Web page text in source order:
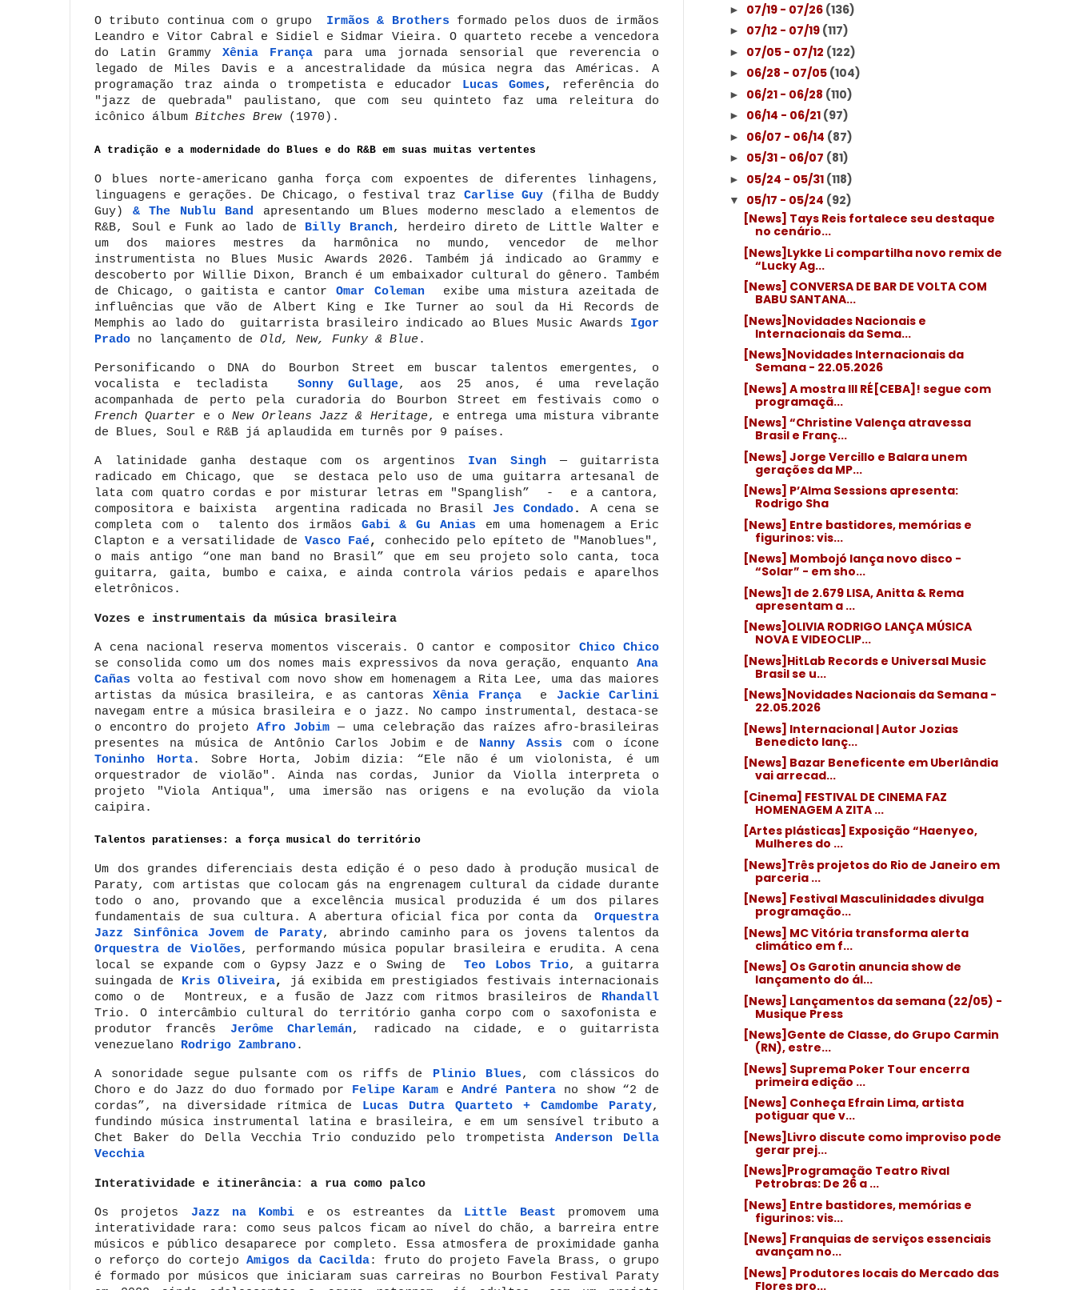
O tributo continua com o grupo Irmãos & Brothers formado pelos duos de irmãos
Leandro e Vitor Cabral e Sidiel e Sidmar Vieira. O quarteto recebe a vencedora
do Latin Grammy Xênia França para uma jornada sensorial que reverencia o
legado de Miles Davis e a ancestralidade da música negra das Américas. A
programação traz ainda o trompetista e educador Lucas Gomes,
referência do
"jazz de quebrada" paulistano, que com seu quinteto faz uma releitura do
icônico álbum Bitches Brew(1970).
A tradição e a modernidade do Blues e do R&B em suas muitas vertentes
O blues norte-americano ganha força com expoentes de diferentes linhagens,
linguagens e gerações. De Chicago, o festival traz Carlise Guy
(filha de Buddy
Guy) & The Nublu Band apresentando um Blues moderno mesclado a elementos de
R&B, Soul e Funk ao lado de Billy Branch, herdeiro direto de Little Walter e
um dos maiores mestres da harmônica no mundo, vencedor de melhor
instrumentista no Blues Music Awards 2026. Também já indicado ao Grammy e
descoberto por Willie Dixon, Branch é um embaixador cultural do gênero. Também
de Chicago, o
gaitista e cantorOmar Coleman exibe uma mistura azeitada de
influências que vão de Albert King e Ike Turner ao soul da Hi Records de
Memphis ao lado do guitarrista brasileiro indicado ao Blues Music Awards Igor
Prado no lançamento de Old, New, Funky & Blue .
Personificando o DNA do Bourbon Street em buscar talentos emergentes, o
vocalista e tecladista Sonny Gullage, aos 25 anos, é uma revelação
acompanhada de perto pela curadoria do Bourbon Street em festivais como o
French Quarter e oNew Orleans Jazz & Heritage, e entrega uma mistura vibrante
de Blues, Soul e R&B já aplaudida em turnês por 9 países.
A latinidade ganha destaque com os argentinos Ivan Singh — guitarrista
radicado em Chicago, que se destaca pelo uso de uma guitarra artesanal de
lata com quatro cordas e por misturar letras em "Spanglish” - e a cantora,
compositora e baixista argentina radicada no Brasil Jes Condado.
A cena se
completa com o talento dos irmãos Gabi & Gu Anias
em uma homenagem a Eric
Clapton e a versatilidade de Vasco Faé, conhecido
pelo epíteto de "Manoblues",
o mais antigo “one man band no Brasil” que em seu projeto solo canta, toca
guitarra, gaita, bumbo e caixa, e ainda controla vários pedais e aparelhos
eletrônicos.
Vozes e instrumentais da música brasileira
A cena nacional reserva momentos viscerais. O cantor e compositorChico Chico
se consolida como um dos nomes mais expressivos da nova geração, enquantoAna
Cañas
volta ao festival com novo show em homenagem a Rita Lee, uma das maiores
artistas da música brasileira, e as cantorasXênia Françae Jackie Carlini
navegam entre a música brasileira e o jazz. No campo instrumental, destaca-se
o encontro do projeto Afro Jobim— uma celebração das raízes afro-brasileiras
presentes na música de Antônio Carlos Jobim e de Nanny Assis com o ícone
Toninho Horta. Sobre Horta, Jobim dizia: “Ele não é um violonista, é um
orquestrador de violão". Ainda nas cordas, Junior da Violla interpreta o
projeto "Viola Antiqua", uma imersão nas origens e na evolução da viola
caipira.
Talentos paratienses: a força musical do território
Um dos grandes diferenciais desta edição é o peso dado à produção musical de
Paraty, com artistas que colocam gás na engrenagem cultural da cidade durante
todo o ano, provando que a excelência musical produzida é um dos pilares
fundamentais de sua cultura. A abertura oficial fica por conta daOrquestra
Jazz Sinfônica Jovem de Paraty, abrindo caminho para os
jovens talentos da
Orquestra de Violões, performando música popular brasileira e erudita. A cena
local se expande com o Gypsy Jazz e o Swing deTeo Lobos Trio, a guitarra
suingada de Kris Oliveira, já exibida em prestigiados festivais internacionais
como o de Montreux, e a fusão de Jazz com ritmos brasileiros de Rhandall
Trio. O intercâmbio cultural do território ganha corpo com o saxofonista e
produtor francês Jerôme Charlemán, radicado na cidade, e o guitarrista
venezuelano Rodrigo Zambrano.
A sonoridade segue pulsante com os riffs de Plinio Blues, com clássicos do
Choro e do Jazz do duo
formado por Felipe Karam e André Panterano show “2 de
cordas”, na diversidade rítmica de Lucas Dutra Quarteto + Camdombe Paraty,
fundindo música instrumental latina e brasileira, e em um sensível tributo a
Chet Baker do Della Vecchia Trio conduzido pelo trompetistaAnderson Della
Vecchia
Interatividade e itinerância: a rua como palco
Os projetos Jazz na Kombi e os estreantes da Little Beast promovem uma
interatividade rara: como seus palcos ficam ao nível do chão, a barreira entre
músicos e público desaparece por completo. Essa atmosfera de proximidade ganha
o reforço do cortejoAmigos da Cacilda: fruto do projeto Favela Brass, o grupo
é formado por músicos que iniciaram suas carreiras no Bourbon Festival Paraty
► 07/19 - 07/26 (136)
► 07/12 - 07/19 (117)
► 07/05 - 07/12 (122)
► 06/28 - 07/05 (104)
► 06/21 - 06/28 (110)
► 06/14 - 06/21 (97)
► 06/07 - 06/14 (87)
► 05/31 - 06/07 (81)
► 05/24 - 05/31 (118)
▼ 05/17 - 05/24 (92)
[News] Tays Reis fortalece seu destaque
no cenário...
[News]Lykke Li compartilha novo remix de
“Lucky Ag...
[News] CONVERSA DE BAR DE VOLTA COM
BABU SANTANA...
[News]Novidades Nacionais e
Internacionais da Sema...
[News]Novidades Internacionais da
Semana - 22.05.2026
[News] A mostra III RÉ[CEBA]! segue com
programaçã...
[News] “Christine Valença atravessa
Brasil e Franç...
[News] Jorge Vercillo e Balara unem
gerações da MP...
[News] P’Alma Sessions apresenta:
Rodrigo Sha
[News] Entre bastidores, memórias e
figurinos: vis...
[News] Mombojó lança novo disco -
“Solar” - em sho...
[News]1 de 2.679 LISA, Anitta & Rema
apresentam a ...
[News]OLIVIA RODRIGO LANÇA MÚSICA
NOVA E VIDEOCLIP...
[News]HitLab Records e Universal Music
Brasil se u...
[News]Novidades Nacionais da Semana -
22.05.2026
[News] Internacional | Autor Jozias
Benedicto lanç...
[News] Bazar Beneficente em Uberlândia
vai arrecad...
[Cinema] FESTIVAL DE CINEMA FAZ
HOMENAGEM A ZITA ...
[Artes plásticas] Exposição “Haenyeo,
Mulheres do ...
[News]Três projetos do Rio de Janeiro em
parceria ...
[News] Festival Masculinidades divulga
programação...
[News] MC Vitória transforma alerta
climático em f...
[News] Os Garotin anuncia show de
lançamento do ál...
[News] Lançamentos da semana (22/05) -
Musique Press
[News]Gente de Classe, do Grupo Carmin
(RN), estre...
[News] Suprema Poker Tour encerra
primeira edição ...
[News] Conheça Efrain Lima, artista
potiguar que v...
[News]Livro discute como improviso pode
gerar prej...
[News]Programação Teatro Rival
Petrobras: De 26 a ...
[News] Entre bastidores, memórias e
figurinos: vis...
[News] Franquias de serviços essenciais
avançam no...
[News] Produtores locais do Mercado das
Flores pro...